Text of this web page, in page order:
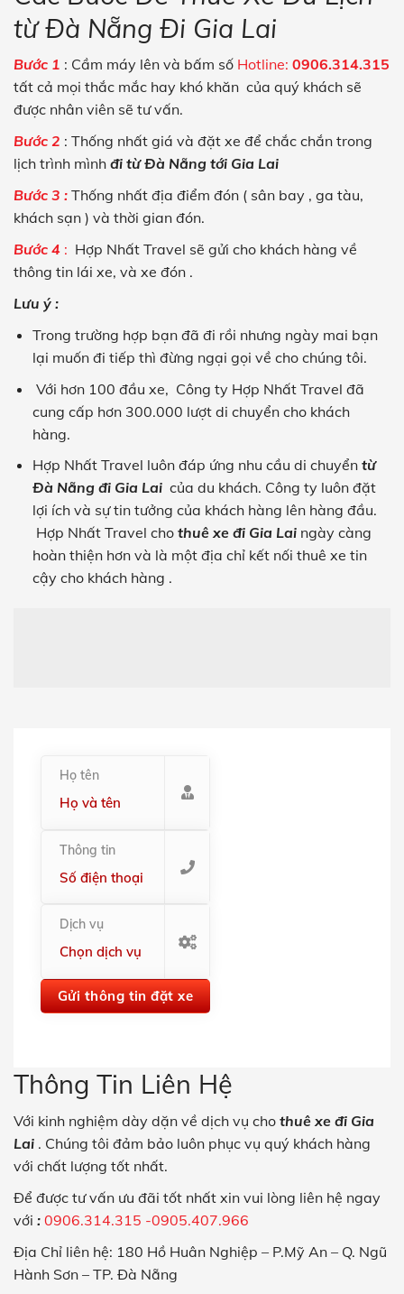
từ Đà Nẵng Đi Gia Lai
Bước 1 : Cầm máy lên và bấm số Hotline: 0906.314.315
tất cả mọi thắc mắc hay khó khăn của quý khách sẽ
được nhân viên sẽ tư vấn.
Bước 2 : Thống nhất giá và đặt xe để chắc chắn trong
lịch trình mình đi từ Đà Nẵng tới Gia Lai
Bước 3 : Thống nhất địa điểm đón ( sân bay , ga tàu,
khách sạn ) và thời gian đón.
Bước 4 : Hợp Nhất Travel sẽ gửi cho khách hàng về
thông tin lái xe, và xe đón .
Lưu ý :
Trong trường hợp bạn đã đi rồi nhưng ngày mai bạn
lại muốn đi tiếp thì đừng ngại gọi về cho chúng tôi.
Với hơn 100 đầu xe, Công ty Hợp Nhất Travel đã
cung cấp hơn 300.000 lượt di chuyển cho khách
hàng.
Hợp Nhất Travel luôn đáp ứng nhu cầu di chuyển từ
Đà Nẵng đi Gia Lai của du khách. Công ty luôn đặt
lợi ích và sự tin tưởng của khách hàng lên hàng đầu.
Hợp Nhất Travel chothuê xe đi Gia Lai ngày càng
hoàn thiện hơn và là một địa chỉ kết nối thuê xe tin
cậy cho khách hàng .
Họ tên
Thông tin
Dịch vụ
Thông Tin Liên Hệ
Với kinh nghiệm dày dặn về dịch vụ cho thuê xe đi Gia
Lai . Chúng tôi đảm bảo luôn phục vụ quý khách hàng
với chất lượng tốt nhất.
Để được tư vấn ưu đãi tốt nhất xin vui lòng liên hệ ngay
với : 0906.314.315 -0905.407.966
Địa Chỉ liên hệ: 180 Hồ Huân Nghiệp – P.Mỹ An – Q. Ngũ
Hành Sơn – TP. Đà Nẵng